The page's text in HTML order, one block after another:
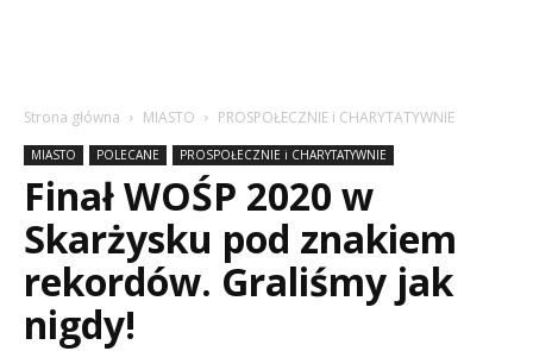
Strona główna MIASTO PROSPOŁECZNIE i CHARYTATYWNIE
MIASTO POLECANE PROSPOŁECZNIE i CHARYTATYWNIE
Finał WOŚP 2020 w
Skarżysku pod znakiem
rekordów. Graliśmy jak
nigdy!